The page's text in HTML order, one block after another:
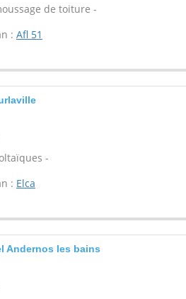
de toiture -
: Afl 51
-
: Elca
Andernos les bains